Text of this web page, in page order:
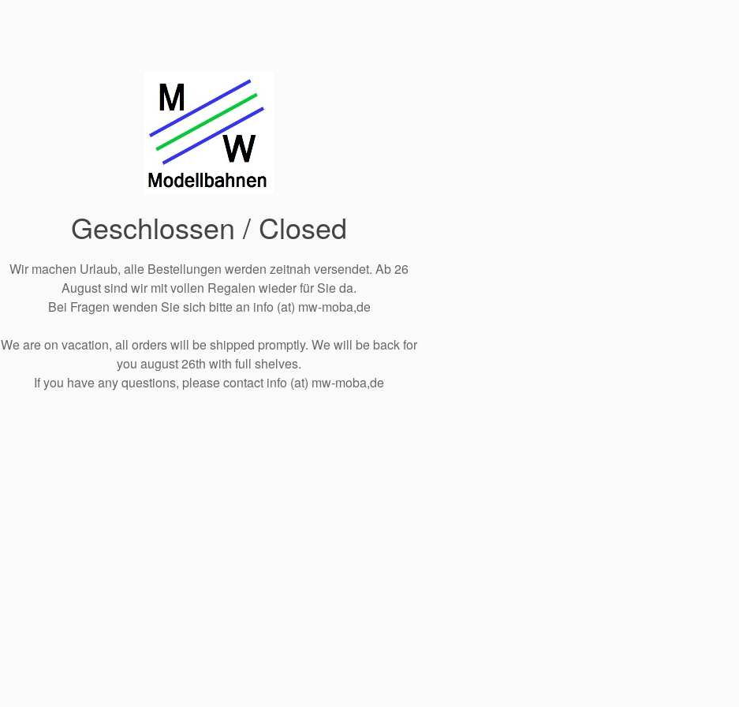
Geschlossen / Closed
Wir machen Urlaub, alle Bestellungen werden zeitnah versendet. Ab 26
August sind wir mit vollen Regalen wieder für Sie da.
Bei Fragen wenden Sie sich bitte an info (at) mw-moba,de
We are on vacation, all orders will be shipped promptly. We will be back for
you august 26th with full shelves.
If you have any questions, please contact info (at) mw-moba,de